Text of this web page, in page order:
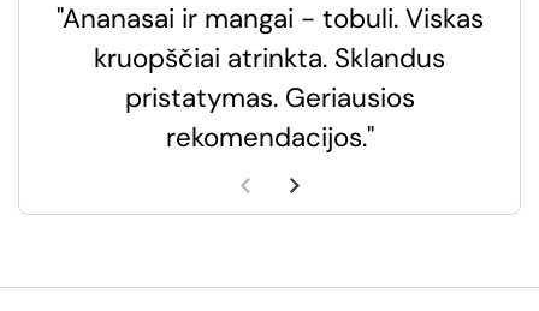
"Ananasai ir mangai - tobuli. Viskas
kruopščiai atrinkta. Sklandus
pristatymas. Geriausios
rekomendacijos."
Ankstesnė skaidrė
Kita skaidrė